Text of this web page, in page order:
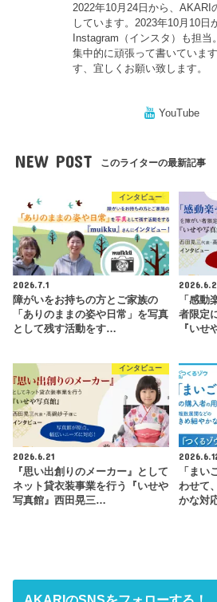
2022年10月24日から、AKARI
しています。2023年10月10日
Instagram（インスタ）も担当
集中的に頑張って書いていま
す、宜しくお願い致します。
YouTube
NEW POST このライターの最新記事
インタビュー
2026.7.1
障がいをお持ちの方とご家族の
「ありのままの姿や日常」を写真
として残す活動をす…
「感動
者限定
『い
インタビュー
2026.6.21
『思い出創りのメーカー』として
ネット貸衣装事業を行う『いせや
写真館』西田晃三…
「まい
わせて
かな対